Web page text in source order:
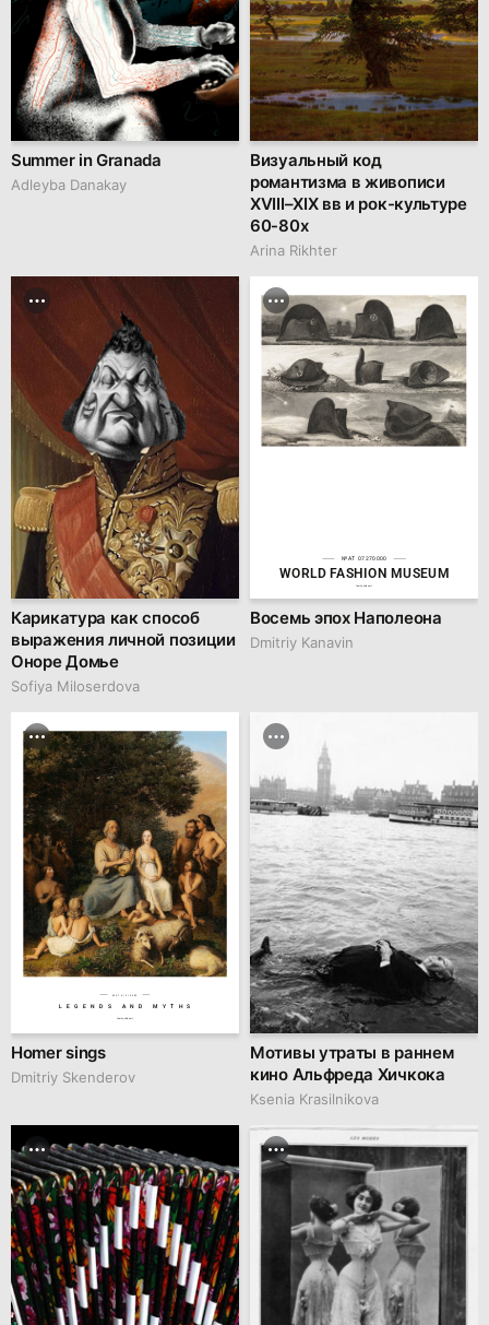
Summer in Granada
Adleyba Danakay
Визуальный код
романтизма в живописи
XVIII–XIX вв и рок-культуре
60-80х
Arina Rikhter
Карикатура как способ
выражения личной позиции
Оноре Домье
Sofiya Miloserdova
№AT 07270000
WORLD FASHION MUSEUM
family.kiiids.art
Восемь эпох Наполеона
Dmitriy Kanavin
LEGENDS AND MYTHS
Homer sings
Dmitriy Skenderov
Мотивы утраты в раннем
кино Альфреда Хичкока
Ksenia Krasilnikova